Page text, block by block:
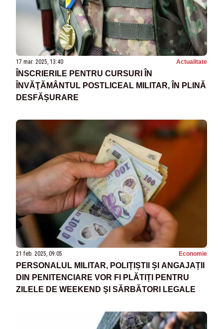
17 mar. 2025, 13:40 Actualitate
ÎNSCRIERILE PENTRU CURSURI ÎN
ÎNVĂŢĂMÂNTUL POSTLICEAL MILITAR, ÎN PLINĂ
DESFĂȘURARE
21 feb. 2025, 09:05 Economie
PERSONALUL MILITAR, POLIȚIȘTII ȘI ANGAJAȚII
DIN PENITENCIARE VOR FI PLĂTIȚI PENTRU
ZILELE DE WEEKEND ȘI SĂRBĂTORI LEGALE